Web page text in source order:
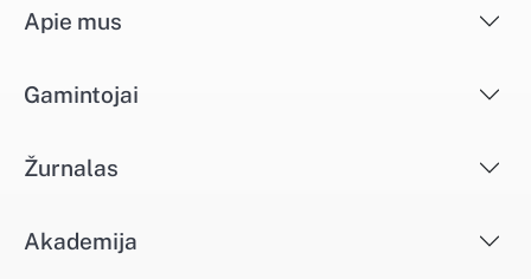
Apie mus
Gamintojai
Žurnalas
Akademija